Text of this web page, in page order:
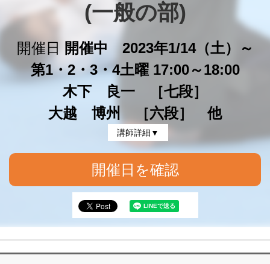
(一般の部)
開催日
開催中 2023年1/14（土）～
第1・2・3・4土曜 17:00～18:00
木下 良一 ［七段］
大越 博州 ［六段］ 他
講師詳細▼
開催日を確認